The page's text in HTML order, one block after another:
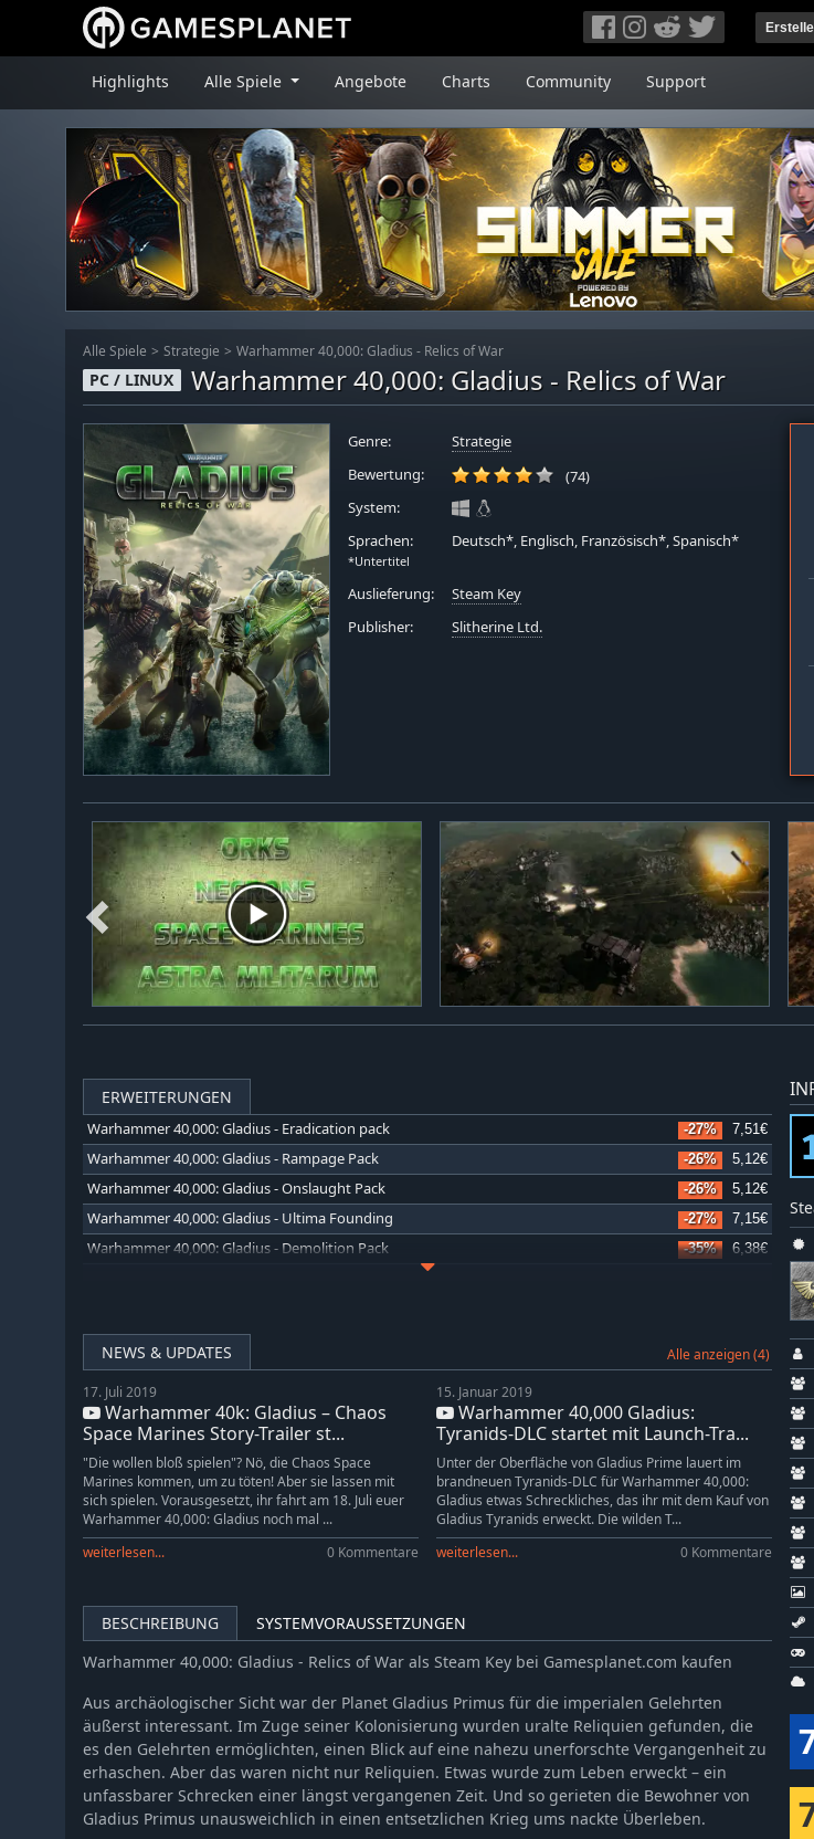
Highlights Alle Spiele Angebote Charts Community Support
Alle Spiele Strategie Warhammer 40,000: Gladius - Relics of War
PC / LINUX Warhammer 40,000: Gladius - Relics of War
Genre:
Strategie
Bewertung:
(74)
System:
Sprachen:
*Untertitel
Deutsch*, Englisch, Französisch*, Spanisch*
Auslieferung:
Steam Key
Publisher:
Slitherine Ltd.
ERWEITERUNGEN
Warhammer 40,000: Gladius - Eradication pack -27% 7,51€
Warhammer 40,000: Gladius - Rampage Pack -26% 5,12€
Warhammer 40,000: Gladius - Onslaught Pack -26% 5,12€
Warhammer 40,000: Gladius - Ultima Founding -27% 7,15€
Warhammer 40,000: Gladius - Demolition Pack -35% 6,38€
Warhammer 40,000: Gladius - Specialist Pack
Warhammer 40,000: Gladius - Adeptus Mechanicus -43% 9,43€
Warhammer 40,000: Gladius - Escalation Pack
Warhammer 40,000: Gladius - Adepta Sororitas -35% 10,75€
Warhammer 40,000: Gladius - Firepower Pack -34% 5,76€
Warhammer 40,000: Gladius - Assault Pack -41% 3,51€
Warhammer 40,000: Gladius - Tau
Warhammer 40,000: Gladius - Fortification Pack -50% 2,99€
Warhammer 40,000: Gladius - Chaos Space Marines
Warhammer 40,000: Gladius - Tyranids -43% 9,43€
Warhammer 40,000: Gladius - Reinforcement Pack -50%
NEWS & UPDATES Alle anzeigen (4)
17. Juli 2019
Warhammer 40k: Gladius – Chaos
Space Marines Story-Trailer st...
"Die wollen bloß spielen"? Nö, die Chaos Space
Marines kommen, um zu töten! Aber sie lassen mit
sich spielen. Vorausgesetzt, ihr fahrt am 18. Juli euer
Warhammer 40,000: Gladius noch mal ...
weiterlesen...
0 Kommentare
15. Januar 2019
Warhammer 40,000 Gladius:
Tyranids-DLC startet mit Launch-Tra...
Unter der Oberfläche von Gladius Prime lauert im
brandneuen Tyranids-DLC für Warhammer 40,000:
Gladius etwas Schreckliches, das ihr mit dem Kauf von
Gladius Tyranids erweckt. Die wilden T...
weiterlesen...
0 Kommentare
BESCHREIBUNG
SYSTEMVORAUSSETZUNGEN
Warhammer 40,000: Gladius - Relics of War als Steam Key bei Gamesplanet.com kaufen
Aus archäologischer Sicht war der Planet Gladius Primus für die imperialen Gelehrten
äußerst interessant. Im Zuge seiner Kolonisierung wurden uralte Reliquien gefunden, die
es den Gelehrten ermöglichten, einen Blick auf eine nahezu unerforschte Vergangenheit zu
erhaschen. Aber das waren nicht nur Reliquien. Etwas wurde zum Leben erweckt – ein
unfassbarer Schrecken einer längst vergangenen Zeit. Und so gerieten die Bewohner von
Gladius Primus unausweichlich in einen entsetzlichen Krieg ums nackte Überleben.